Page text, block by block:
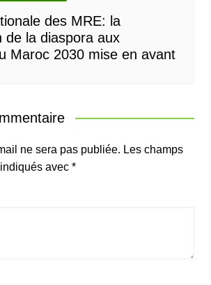
des MRE: la
de la diaspora aux
Maroc 2030 mise en avant
ne sera pas publiée. Les champs
avec *